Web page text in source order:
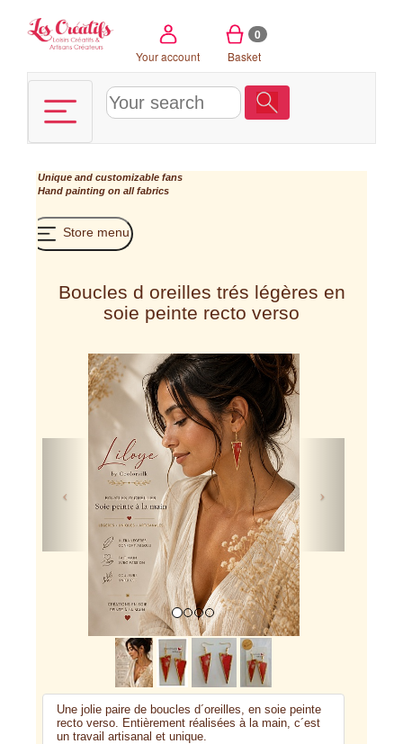
Your account
0
Basket
Unique and customizable fans
Hand painting on all fabrics
Store menu
Boucles d oreilles trés légères en
soie peinte recto verso
Previous
Une jolie paire de boucles d´oreilles, en soie peinte
recto verso. Entièrement réalisées à la main, c´est
un travail artisanal et unique.